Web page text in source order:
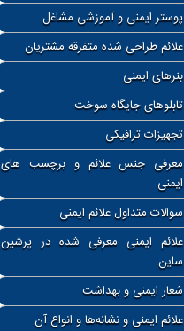
پوستر ایمنی و آموزشی مشاغل
علائم طراحی شده متفرقه مشتریان
بنرهای ایمنی
تابلوهای جایگاه سوخت
تجهیزات ترافیکی
معرفی جنس علائم و برچسب های
ایمنی
سوالات متداول علائم ایمنی
علائم ایمنی معرفی شده در پرشین
ساین
شعار ایمنی و بهداشت
علائم ایمنی و نشانه‌ها و انواع آن